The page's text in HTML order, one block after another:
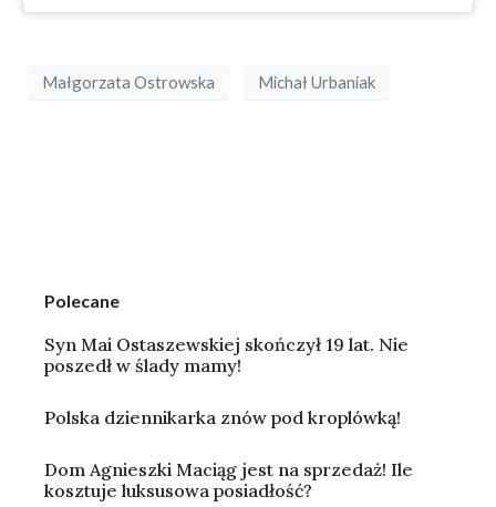
Małgorzata Ostrowska Michał Urbaniak
Polecane
Syn Mai Ostaszewskiej skończył 19 lat. Nie
poszedł w ślady mamy!
Polska dziennikarka znów pod kroplówką!
Dom Agnieszki Maciąg jest na sprzedaż! Ile
kosztuje luksusowa posiadłość?